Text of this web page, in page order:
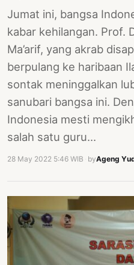
Jumat ini, bangsa
kabar kehilangan. Prof.
Ma’arif, yang akrab
berpulang ke haribaan
sontak meninggalkan
sanubari bangsa ini.
Indonesia mesti
salah satu guru…
28 May 2022 5:46 WIB byAgeng